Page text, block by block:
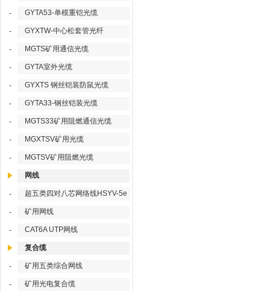
- GYTA53-单模重铠光缆
- GYXTW-中心松套管光纤
- MGTS矿用通信光缆
- GYTA室外光缆
- GYXTS 钢丝铠装防鼠光缆
- GYTA33-钢丝铠装光缆
- MGTS33矿用阻燃通信光缆
- MGXTSV矿用光缆
- MGTSV矿用阻燃光缆
网线
- 超五类四对八芯网络线HSYV-5e
- 矿用网线
- CAT6A UTP网线
复合缆
- 矿用五类综合网线
- 矿用光电复合缆